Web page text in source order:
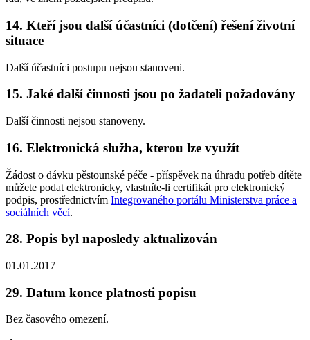
14. Kteří jsou další účastníci (dotčení) řešení životní
situace
Další účastníci postupu nejsou stanoveni.
15. Jaké další činnosti jsou po žadateli požadovány
Další činnosti nejsou stanoveny.
16. Elektronická služba, kterou lze využít
Žádost o dávku pěstounské péče - příspěvek na úhradu potřeb dítěte
můžete podat elektronicky, vlastníte-li certifikát pro elektronický
podpis, prostřednictvím Integrovaného portálu Ministerstva práce a
sociálních věcí.
28. Popis byl naposledy aktualizován
01.01.2017
29. Datum konce platnosti popisu
Bez časového omezení.